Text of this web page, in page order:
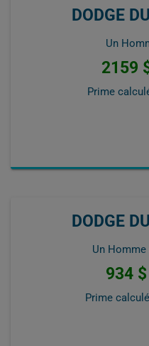
DODGE
Un
2159
Prime
DODGE
Un
934
Prime